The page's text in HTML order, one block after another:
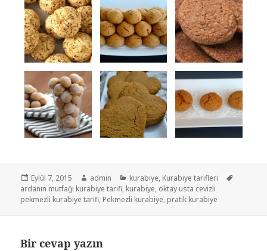
Yayın
tarihi
Eylül 7, 2015 Yazar
admin Kategoriler
kurabiye, Kurabiye tarifleri
ardanın mutfağı kurabiye tarifi, kurabiye, oktay usta cevizli
pekmezli kurabiye tarifi, Pekmezli kurabiye, pratik kurabiye
Bir cevap yazın